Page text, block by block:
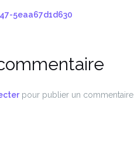
5eaa67d1d630
pour publier un commentaire.